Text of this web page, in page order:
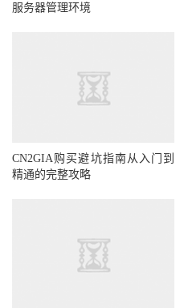
服务器管理环境
CN2GIA购买避坑指南从入门到
精通的完整攻略